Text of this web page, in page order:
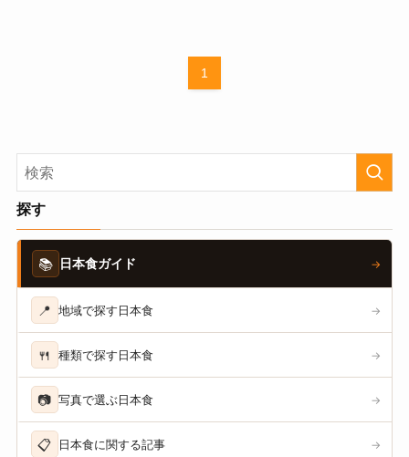
1
探す
📚 日本食ガイド →
📍 地域で探す日本食 →
🍴 種類で探す日本食 →
📷 写真で選ぶ日本食 →
📋 日本食に関する記事 →